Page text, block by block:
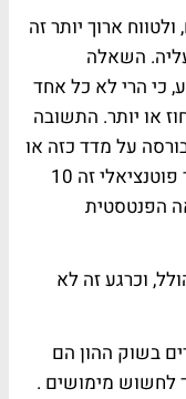
ארוך יותר זה
השאלה
כי הרי לא כל אחד
מימוש שיגיע אולי ל-10 אחוז או יותר. התשובה
בבורסה על מדד כזה או
אחר תמיד צריך לקחת בחשבון שהפסד פוטנציאלי זה 10
הפנטסטית
וכרגע זה לא
בשוק ההון הם
לחשוש מימושים .